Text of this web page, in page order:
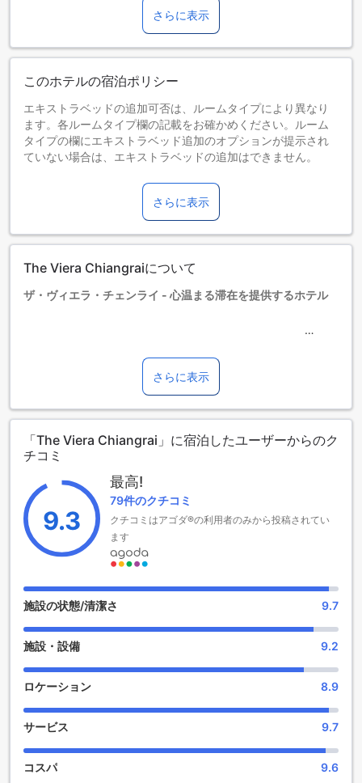
さらに表示
このホテルの宿泊ポリシー
エキストラベッドの追加可否は、ルームタイプにより異なり
ます。各ルームタイプ欄の記載をお確かめください。ルーム
タイプの欄にエキストラベッド追加のオプションが提示され
ていない場合は、エキストラベッドの追加はできません。
追加料金が適用されることがありますのでご了承ください。
さらに表示
The Viera Chiangraiについて
ザ・ヴィエラ・チェンライ - 心温まる滞在を提供するホテル
イは、訪れるすべてのゲストに心温まる滞在を提供する理想
的なホテルです。チェックインは午後2時から可能で、チェッ
クアウトは正午12時までと、旅行者にとって便利な時間設定
がされています。観光やビジネスでの滞在に最適なこのホテ
ルは、快適さと利便性を兼ね備えています。
ただし、ザ・ヴィエラ・チェンライでは、子供の宿泊に関し
て特別なポリシーがあります。お子様は無料での宿泊ができ
ず、追加料金が発生する場合がありますので、家族での旅行
を計画されている方は、事前にご確認ください。全体とし
て、ザ・ヴィエラ・チェンライは、魅力的なロケーションと
快適な宿泊施設を提供し、忘れられない思い出を作るための
完璧な選択肢です。
ザ・ヴィエラ・チェンライのエンターテイメント施設
ザ・ヴィエラ・チェンライでは、心安らぐ庭園が広がってお
美しい緑に囲まれたこの庭園は、散策や静かな読書に最適な
スポットです。色とりどりの花々が咲き誇り、四季折々の自
然の美しさを楽しむことができます。特に朝の光の中での散
歩は、心を癒し、日々のストレスを忘れさせてくれることで
また、庭園内にはゆったりとしたベンチや休憩スペースが設
けられており、友人や家族との会話を楽しむのにもぴったり
です。夜になると、庭園は幻想的なライトアップに包まれ、
ロマンチックな雰囲気が漂います。特別なひとときを過ごす
さらに表示
「The Viera Chiangrai」に宿泊したユーザーからのク
チコミ
9.3
最高!
79件のクチコミ
クチコミはアゴダ®の利用者のみから投稿されてい
ます
施設の状態/清潔さ 9.7
施設・設備 9.2
ロケーション 8.9
サービス 9.7
コスパ 9.6